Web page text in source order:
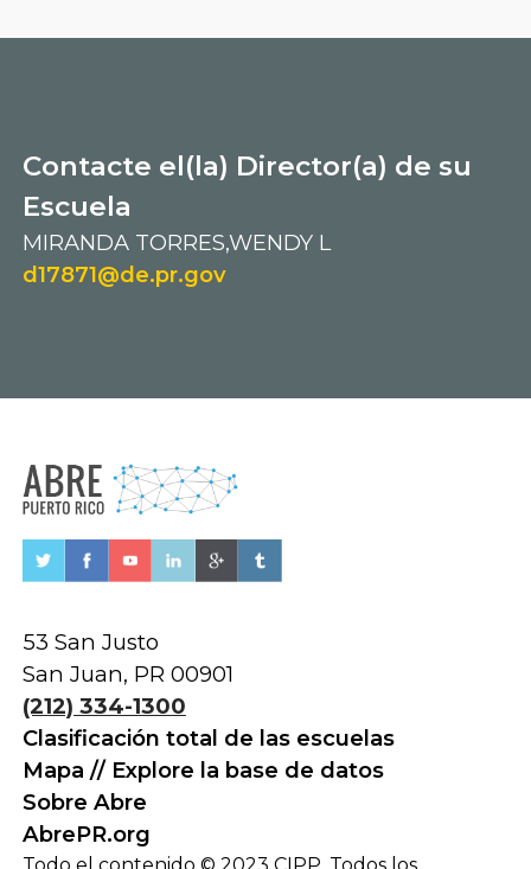
Contacte el(la) Director(a) de su
Escuela
MIRANDA TORRES,WENDY L
d17871@de.pr.gov
53 San Justo
San Juan, PR 00901
(212) 334-1300
Clasificación total de las escuelas
Mapa // Explore la base de datos
Sobre Abre
AbrePR.org
Todo el contenido © 2023 CIPP. Todos los